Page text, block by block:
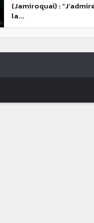
(Jamiroquai) :
la...